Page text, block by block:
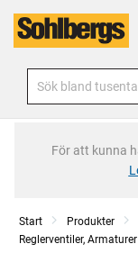
För att kunna
Start Produkter
Reglerventiler,